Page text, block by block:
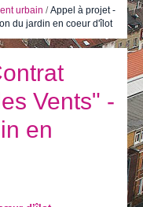
urbain /Appel à projet -
du jardin en coeur d'îlot
Vents" -
en